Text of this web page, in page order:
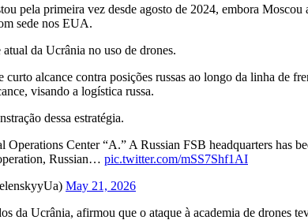
pela primeira vez desde agosto de 2024, embora
sede nos EUA.
da Ucrânia no uso de drones.
alcance contra posições russas ao longo da linha de
visando a logística russa.
dessa estratégia.
Center “A.” A Russian FSB headquarters has
Russian… pic.twitter.com/mSS7Shf1AI
May 21, 2026
da Ucrânia, afirmou que o ataque à academia de drones